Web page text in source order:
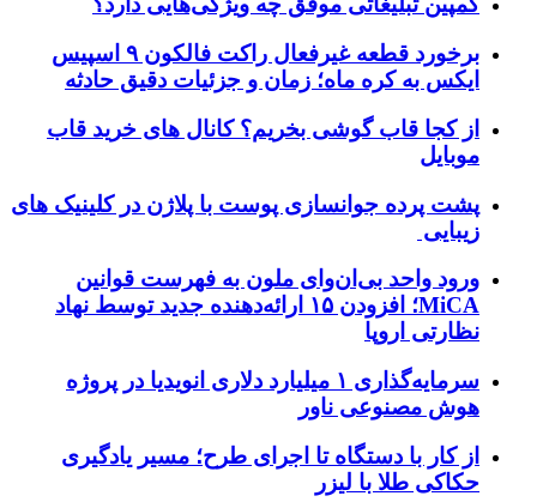
برخورد قطعه غیرفعال راکت فالکون ۹ اسپیس
ایکس به کره ماه؛ زمان و جزئیات دقیق حادثه
از کجا قاب گوشی بخریم؟ کانال های خرید قاب
موبایل
پشت پرده جوانسازی پوست با پلاژن در کلینیک های
زیبایی
ورود واحد بی‌ان‌وای ملون به فهرست قوانین
MiCA؛ افزودن ۱۵ ارائه‌دهنده جدید توسط نهاد
نظارتی اروپا
سرمایه‌گذاری ۱ میلیارد دلاری انویدیا در پروژه
هوش مصنوعی ناور
از کار با دستگاه تا اجرای طرح؛ مسیر یادگیری
حکاکی طلا با لیزر